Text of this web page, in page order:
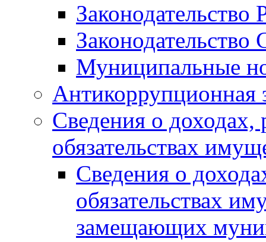
Законодательство
Муниципальные
Антикоррупционная
Сведения о доходах,
обязательствах
Сведения о
обязательствах
замещающих